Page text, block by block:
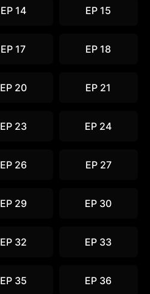
EP 14 EP 15
EP 17 EP 18
EP 20 EP 21
EP 23 EP 24
EP 26 EP 27
EP 29 EP 30
EP 32 EP 33
EP 35 EP 36